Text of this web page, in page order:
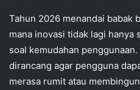
Tahun 2026 menandai babak
mana inovasi tidak lagi
soal kemudahan
dirancang agar pengguna
merasa rumit atau